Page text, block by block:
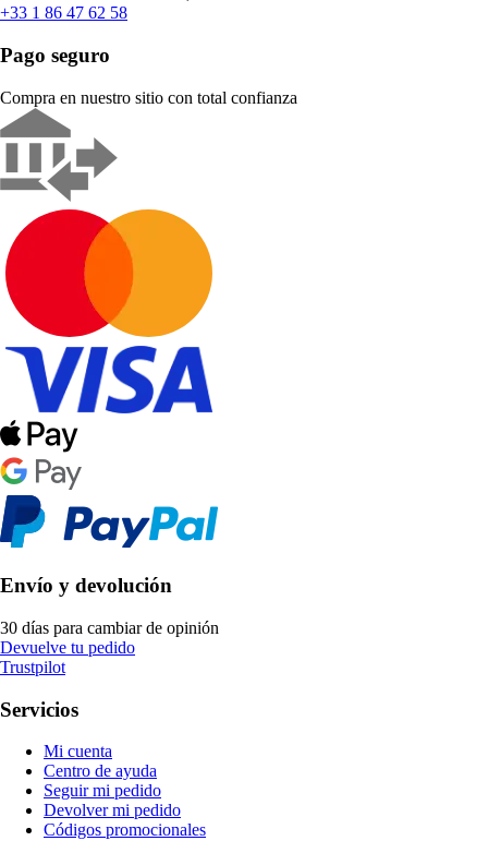
+33 1 86 47 62 58
Pago seguro
Compra en nuestro sitio con total confianza
Envío y devolución
30 días para cambiar de opinión
Devuelve tu pedido
Trustpilot
Servicios
Mi cuenta
Centro de ayuda
Seguir mi pedido
Devolver mi pedido
Códigos promocionales